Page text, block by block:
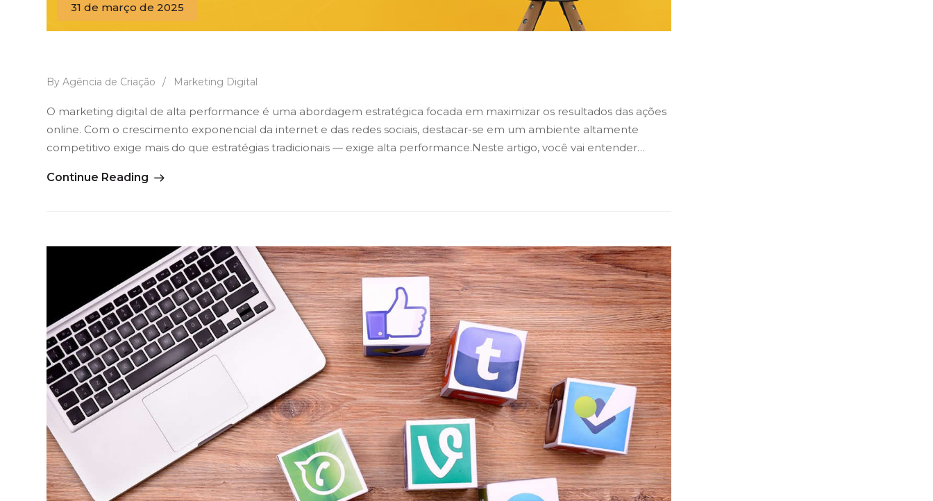
31 de março de 2025
By Agência de Criação / Marketing Digital
O marketing digital de alta performance é uma abordagem estratégica focada em maximizar os resultados das ações
online. Com o crescimento exponencial da internet e das redes sociais, destacar-se em um ambiente altamente
competitivo exige mais do que estratégias tradicionais — exige alta performance.Neste artigo, você vai entender…
Continue Reading